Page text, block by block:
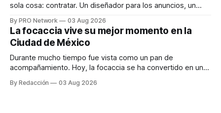
sola cosa: contratar. Un diseñador para los anuncios, un
para los textos, alguien que supiera de publicidad digital
para encontrar prospectos, un vendedor para atender
llamadas y mensajes, y —con suerte— una persona
By PRO Network 03 Aug 2026
La focaccia vive su mejor momento en la
Ciudad de México
Durante mucho tiempo fue vista como un pan de
acompañamiento. Hoy, la focaccia se ha convertido en uno
artesanal, ingredientes de calidad y experiencias que
By Redacción 03 Aug 2026